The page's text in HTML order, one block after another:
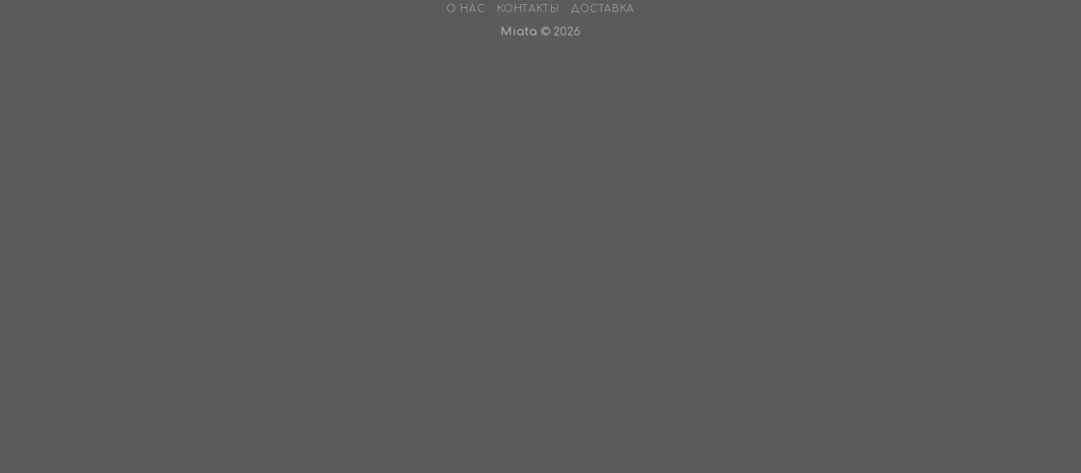
О НАС КОНТАКТЫ ДОСТАВКА
Miata © 2026